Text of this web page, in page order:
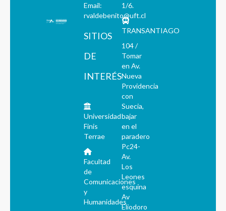
Email:
rvaldebenito@uft.cl
SITIOS
DE
INTERÉS
Universidad
Finis
Terrae
Facultad
de
Comunicaciones
y
Humanidades
1/6.
TRANSANTIAGO
104 /
Tomar
en Av.
Nueva
Providencia
con
Suecia,
bajar
en el
paradero
Pc24-
Av.
Los
Leones
esquina
Av
Eliodoro